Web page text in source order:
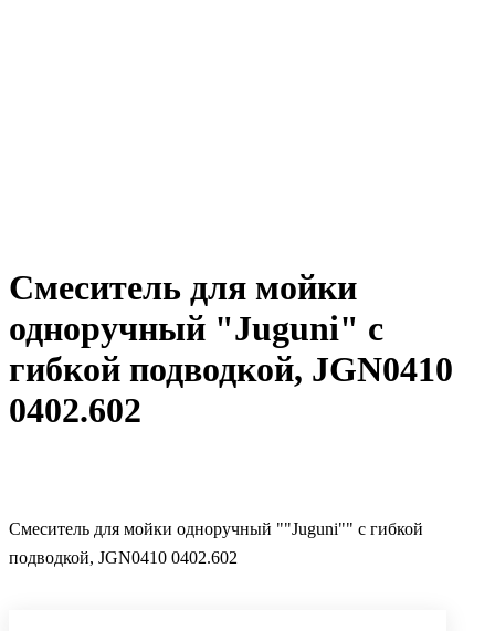
Смеситель для мойки
одноручный "Juguni" с
гибкой подводкой, JGN0410
0402.602
Смеситель для мойки одноручный ""Juguni"" с гибкой
подводкой, JGN0410 0402.602